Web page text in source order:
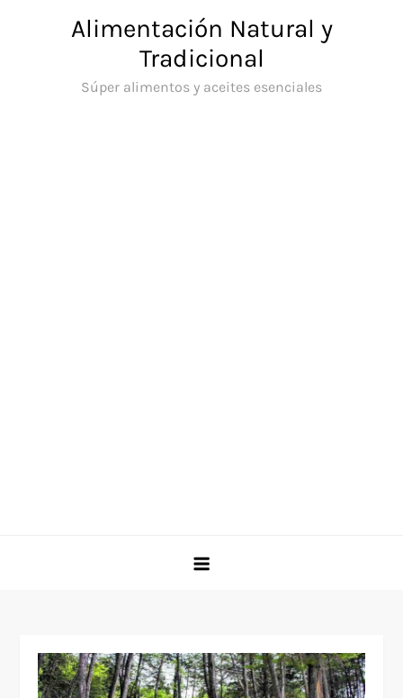
Alimentación Natural y
Tradicional
Súper alimentos y aceites esenciales